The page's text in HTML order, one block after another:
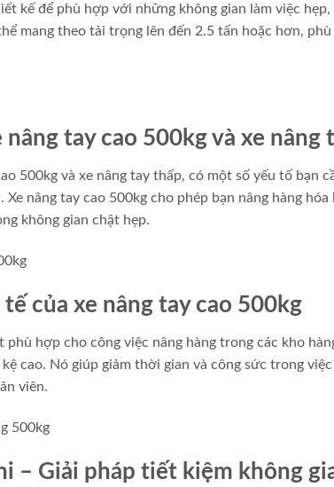
kế để phù hợp với những không gian làm việc
mang theo tải trọng lên đến 2.5 tấn hoặc hơn,
nâng tay cao 500kg và xe nâng
500kg và xe nâng tay thấp, có một số yếu tố bạn
nâng tay cao 500kg cho phép bạn nâng hàng
không gian chật hẹp.
của xe nâng tay cao 500kg
phù hợp cho công việc nâng hàng trong các kho
kệ cao. Nó giúp giảm thời gian và công sức trong
viên.
– Giải pháp tiết kiệm không